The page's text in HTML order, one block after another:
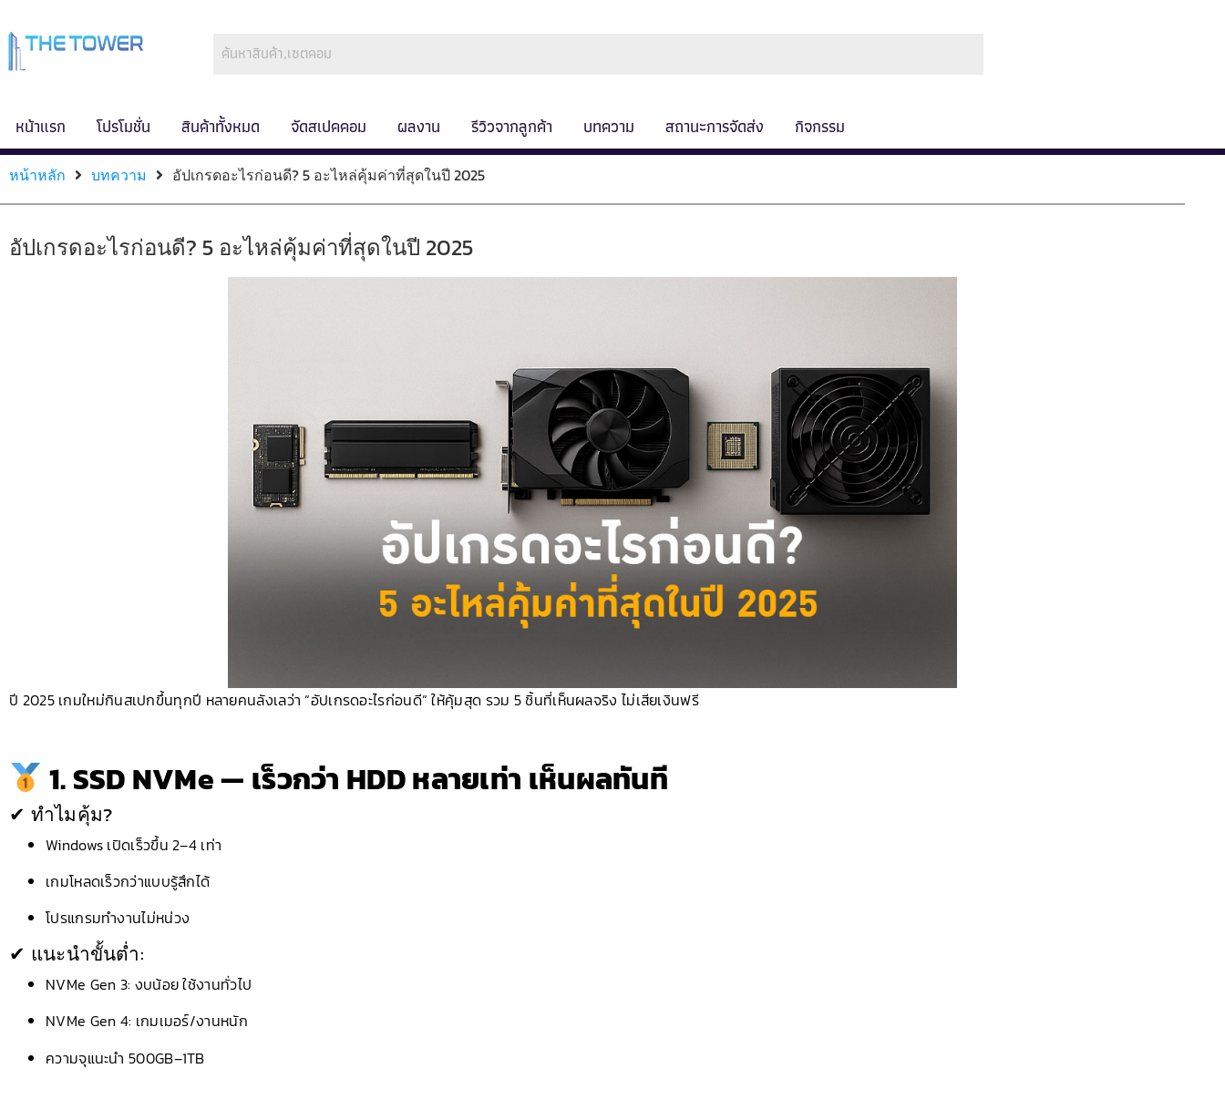
หน้าแรก โปรโมชั่น สินค้าทั้งหมด จัดสเปคคอม ผลงาน รีวิวจากลูกค้า บทความ สถานะการจัดส่ง กิจกรรม
หน้าหลัก บทความ อัปเกรดอะไรก่อนดี? 5 อะไหล่คุ้มค่าที่สุดในปี 2025
อัปเกรดอะไรก่อนดี? 5 อะไหล่คุ้มค่าที่สุดในปี 2025
ปี 2025 เกมใหม่กินสเปกขึ้นทุกปี หลายคนลังเลว่า “อัปเกรดอะไรก่อนดี” ให้คุ้มสุด รวม 5 ชิ้นที่เห็นผลจริง ไม่เสียเงินฟรี
1. SSD NVMe — เร็วกว่า HDD หลายเท่า เห็นผลทันที
✔ ทำไมคุ้ม?
Windows เปิดเร็วขึ้น 2–4 เท่า
เกมโหลดเร็วกว่าแบบรู้สึกได้
โปรแกรมทำงานไม่หน่วง
✔ แนะนำขั้นต่ำ:
NVMe Gen 3: งบน้อย ใช้งานทั่วไป
NVMe Gen 4: เกมเมอร์/งานหนัก
ความจุแนะนำ 500GB–1TB